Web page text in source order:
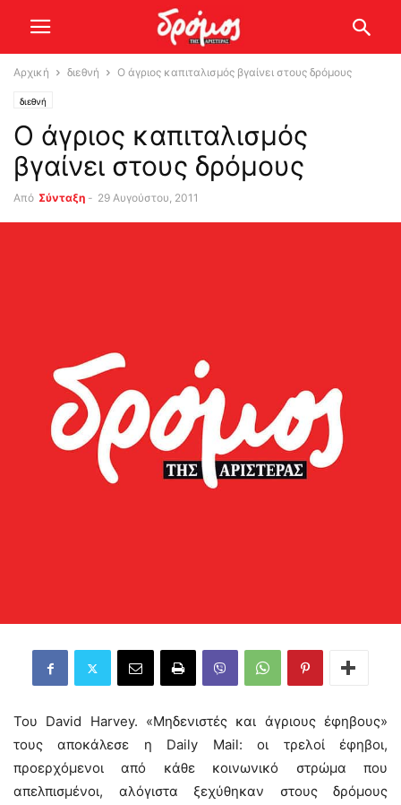
Αρχική διεθνή Ο άγριος καπιταλισμός βγαίνει στους δρόμους
διεθνή
Ο άγριος καπιταλισμός
βγαίνει στους δρόμους
Από Σύνταξη - 29 Αυγούστου, 2011
Του David Harvey. «Μηδενιστές και άγριους έφηβους»
τους αποκάλεσε η Daily Mail: οι τρελοί έφηβοι,
προερχόμενοι από κάθε κοινωνικό στρώμα που
απελπισμένοι, αλόγιστα ξεχύθηκαν στους δρόμους